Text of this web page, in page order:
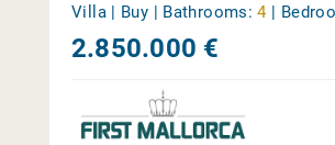
Villa | Buy | Bathrooms: 4 |
2.850.000 €